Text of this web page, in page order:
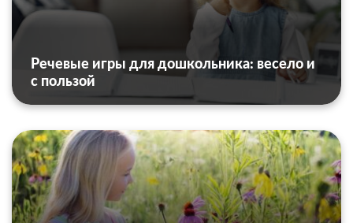
Речевые игры для дошкольника: весело и
с пользой